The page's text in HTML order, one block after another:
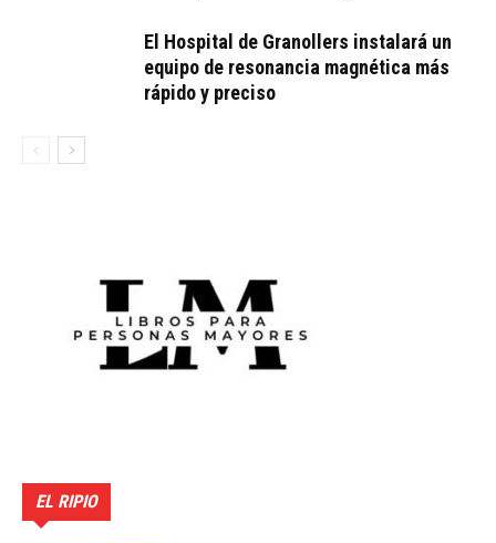
El Hospital de Granollers instalará un
equipo de resonancia magnética más
rápido y preciso
EL RIPIO